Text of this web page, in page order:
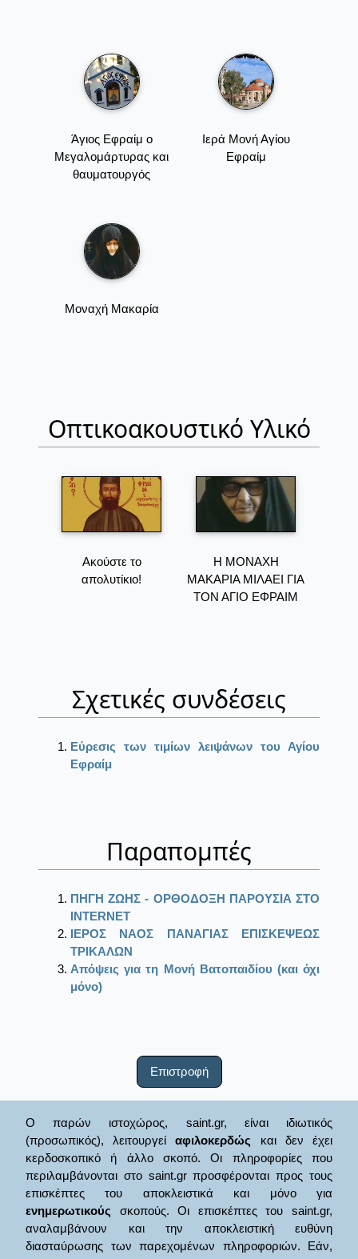
Άγιος Εφραίμ ο
Μεγαλομάρτυρας και
θαυματουργός
Ιερά Μονή Αγίου
Εφραίμ
Μοναχή Μακαρία
Οπτικοακουστικό Υλικό
Ακούστε το
απολυτίκιο!
Η ΜΟΝΑΧΗ
ΜΑΚΑΡΙΑ ΜΙΛΑΕΙ ΓΙΑ
ΤΟΝ ΑΓΙΟ ΕΦΡΑΙΜ
Σχετικές συνδέσεις
Εύρεσις των τιμίων λειψάνων του Αγίου
Εφραίμ
Παραπομπές
ΠΗΓΗ ΖΩΗΣ - ΟΡΘΟΔΟΞΗ ΠΑΡΟΥΣΙΑ ΣΤΟ
ΙΝΤΕRΝΕΤ
ΙΕΡΟΣ ΝΑΟΣ ΠΑΝΑΓΙΑΣ ΕΠΙΣΚΕΨΕΩΣ
ΤΡΙΚΑΛΩΝ
Απόψεις για τη Μονή Βατοπαιδίου (και όχι
μόνο)
Επιστροφή
Ο παρών ιστοχώρος, saint.gr, είναι ιδιωτικός
(προσωπικός), λειτουργείαφιλοκερδώς και δεν έχει
κερδοσκοπικό ή άλλο σκοπό. Οι πληροφορίες που
περιλαμβάνονται στο saint.gr προσφέρονται προς τους
επισκέπτες του αποκλειστικά και μόνο για
ενημερωτικούς σκοπούς. Οι επισκέπτες του saint.gr,
αναλαμβάνουν και την αποκλειστική ευθύνη
διασταύρωσης των παρεχομένων πληροφοριών. Εάν,